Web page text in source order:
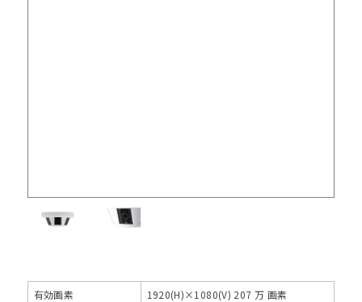
有効画素
1920(H)×1080(V) 207 万 画素